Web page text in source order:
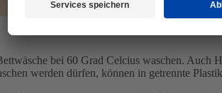
bei 60 Grad Celcius waschen. Auch
werden dürfen, können in getrennte